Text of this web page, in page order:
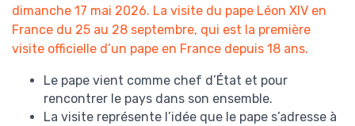
dimanche 17 mai 2026. La visite du pape Léon XIV en
France du 25 au 28 septembre, qui est la première
visite officielle d’un pape en France depuis 18 ans.
Le pape vient comme chef d’État et pour
rencontrer le pays dans son ensemble.
La visite représente l’idée que le pape s’adresse à